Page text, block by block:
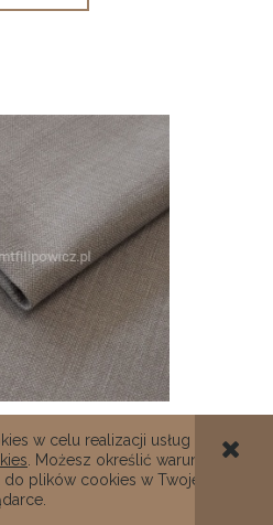
w celu realizacji usług i
. Możesz określić warunki
plików cookies w Twojej
COLI TAUPE 201
67,00 zł